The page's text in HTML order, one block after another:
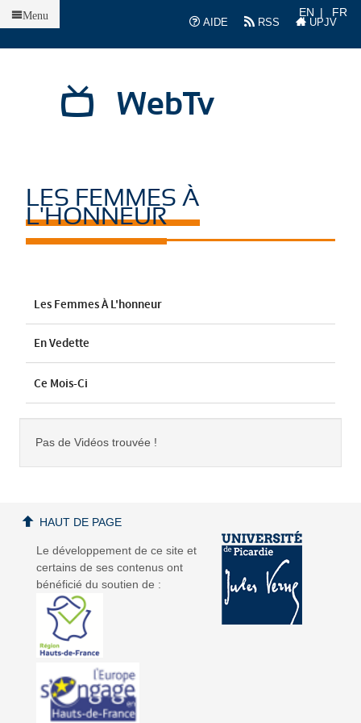
AIDE
RSS UPJV
EN FR
WebTv
Menu
LES FEMMES À
L'HONNEUR
Les Femmes À L'honneur
En Vedette
Ce Mois-Ci
Pas de Vidéos trouvée !
Le développement de ce site et
certains de ses contenus ont
bénéficié du soutien de :
HAUT DE PAGE